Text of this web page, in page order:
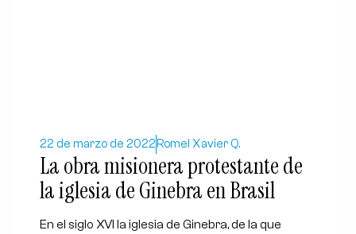
22 de marzo de 2022 Romel Xavier Q.
La obra misionera protestante de
la iglesia de Ginebra en Brasil
En el siglo XVI la iglesia de Ginebra, de la que